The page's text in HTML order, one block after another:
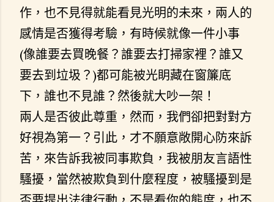
作，也不見得就能看見光明的未來，兩人的
感情是否獲得考驗，有時候就像一件小事
(像誰要去買晚餐？誰要去打掃家裡？誰又
要去到垃圾？)都可能被光眀藏在窗簾底
下，誰也不見誰？然後就大吵一架！
兩人是否彼此尊重，然而，我們卻把對對方
好視為第一？引此，才不願意敞開心防來訴
苦，來告訴我被同事欺負，我被朋友言語性
騷擾，當然被欺負到什麼程度，被騷擾到是